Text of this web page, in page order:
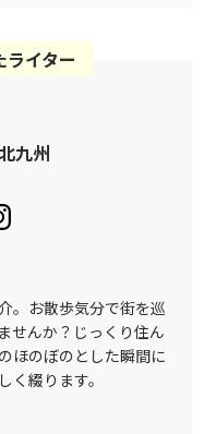
ライター
九州
。お散歩気分で街を巡
せんか？じっくり住ん
ほのぼのとした瞬間に
綴ります。